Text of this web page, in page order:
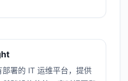
部署的 IT 运维平台，提供